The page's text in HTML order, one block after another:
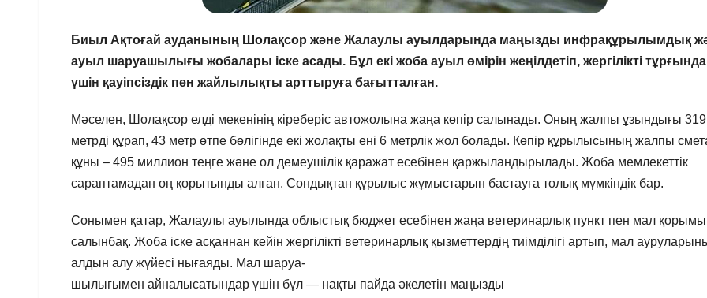
Биыл Ақтоғай ауданының Шолақсор және Жалаулы ауылдарында маңызды инфрақұрылымдық
ауыл шаруашылығы жобалары іске асады. Бұл екі жоба ауыл өмірін жеңілдетіп, жергілікті
үшін қауіпсіздік пен жайлылықты арттыруға бағытталған.
Мәселен, Шолақсор елді мекенінің кіреберіс автожолына жаңа көпір салынады. Оның жалпы ұзындығы 319
метрді құрап, 43 метр өтпе бөлігінде екі жолақты ені 6 метрлік жол болады. Көпір құрылысының жалпы
құны – 495 миллион теңге және ол демеушілік қаражат есебінен қаржыландырылады. Жоба мемлекеттік
сараптамадан оң қорытынды алған. Сондықтан құрылыс жұмыстарын бастауға толық мүмкіндік бар.
Сонымен қатар, Жалаулы ауылында облыстық бюджет есебінен жаңа ветеринарлық пункт пен мал қорымы
салынбақ. Жоба іске асқаннан кейін жергілікті ветеринарлық қызметтердің тиімділігі артып, мал
алдын алу жүйесі нығаяды. Мал шаруа-
шылығымен айналысатындар үшін бұл — нақты пайда әкелетін маңызды